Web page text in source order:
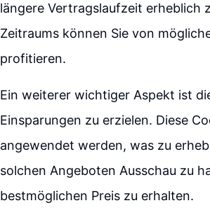
längere Vertragslaufzeit erheblich
Zeitraums können Sie von
profitieren.
Ein weiterer wichtiger Aspekt ist
Einsparungen zu erzielen. Diese
angewendet werden, was zu
solchen Angeboten Ausschau zu
bestmöglichen Preis zu erhalten.